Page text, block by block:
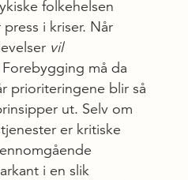
folkehelsen
i kriser. Når
vil
må da
prioriteringene blir så
ut. Selv om
er kritiske
i en slik